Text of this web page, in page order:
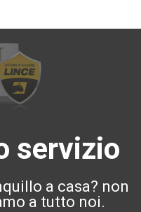
servizio
a casa? non
a tutto noi.